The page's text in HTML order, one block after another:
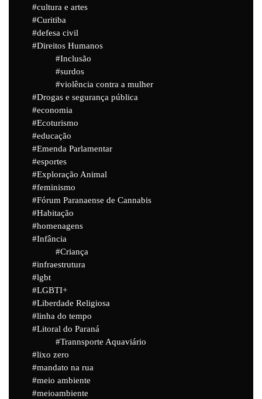
cultura e artes
Curitiba
defesa civil
Direitos Humanos
Inclusão
surdos
violência contra a mulher
Drogas e segurança pública
economia
Ecoturismo
educação
Emenda Parlamentar
esportes
Exploração Animal
feminismo
Fórum Paranaense de Cannabis
Habitação
homenagens
Infância
Criança
infraestrutura
lgbt
LGBTI+
Liberdade Religiosa
linha do tempo
Litoral do Paraná
Trannsporte Aquaviário
lixo zero
mandato na rua
meio ambiente
meioambiente